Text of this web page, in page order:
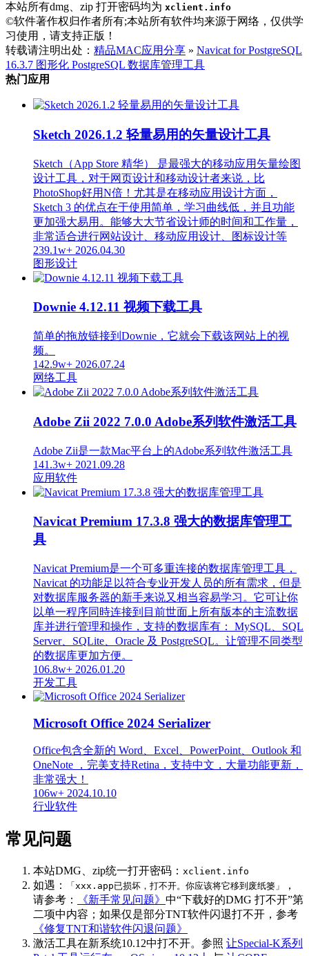
本站所有dmg、zip 打开密码均为 xclient.info
©软件著作权归作者所有;本站所有软件均来源于网络，仅供学
习使用，请支持正版！
转载请注明出处： 精品MAC应用分享 » Navicat for PostgreSQL
16.3.7 图形化 PostgreSQL 数据库管理工具
热门应用
Sketch 2026.1.2 轻量易用的矢量设计工具
Sketch（App Store 精华） 是最强大的移动应用矢量绘图
设计工具，对于网页设计和移动设计者来说，比
PhotoShop好用N倍！尤其是在移动应用设计方面，
Sketch 3 的优点在于使用简单，学习曲线低，并且功能
更加强大易用。能够大大节省设计师的时间和工作量，
非常适合进行网站设计、移动应用设计、图标设计等
239.1w+ 2026.04.30
图形设计
Downie 4.12.11 视频下载工具
简单的拖放链接到Downie，它就会下载该网站上的视
频。
142.9w+ 2026.07.24
网络工具
Adobe Zii 2022 7.0.0 Adobe系列软件激活工具
Adobe Zii是一款Mac平台上的Adobe系列软件激活工具
141.3w+ 2021.09.28
应用软件
Navicat Premium 17.3.8 强大的数据库管理工
具
Navicat Premium是一个可多重连接的数据库管理工具，
Navicat 的功能足以符合专业开发人员的所有需求，但是
对数据库服务器的新手来说又相当容易学习。它可让你
以单一程序同時连接到目前世面上所有版本的主流数据
库并进行管理和操作，支持的数据库有： MySQL、SQL
Server、SQLite、Oracle 及 PostgreSQL。让管理不同类型
的数据库更加方便。
106.8w+ 2026.01.20
开发工具
Microsoft Office 2024 Serializer
Office包含全新的 Word、Excel、PowerPoint、Outlook 和
OneNote ，完美支持Retina，支持中文，大量功能更新，
非常强大！
106w+ 2024.10.10
行业软件
常见问题
本站DMG、zip统一打开密码： xclient.info
如遇： 「xxx.app已损坏，打不开。你应该将它移到废纸篓」
，
请参考：
《新手常见问题》 中“下载好的DMG 打不开”第
二项中内容；如果仅是部分TNT软件闪退打不开，参考
《修复TNT和谐软件闪退问题》
激活工具在新系统10.12中打不开。参照 让Special-K系列